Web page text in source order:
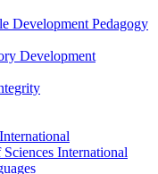
Development Pedagogy
Development
International